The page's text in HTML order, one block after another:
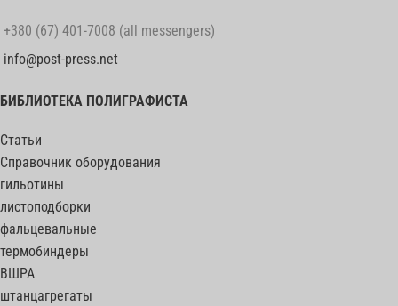
+380 (67) 401-7008 (all messengers)
info@post-press.net
БИБЛИОТЕКА ПОЛИГРАФИСТА
Статьи
Справочник оборудования
гильотины
листоподборки
фальцевальные
термобиндеры
ВШРА
штанцагрегаты